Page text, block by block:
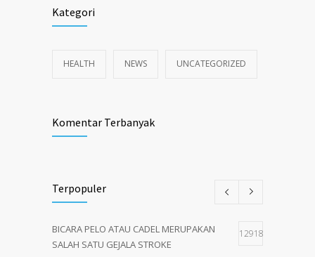
Kategori
HEALTH NEWS UNCATEGORIZED
Komentar Terbanyak
Terpopuler
BICARA PELO ATAU CADEL MERUPAKAN
SALAH SATU GEJALA STROKE
12918